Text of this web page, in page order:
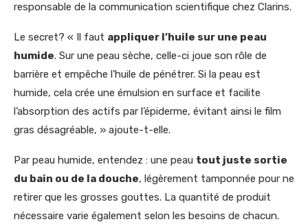
responsable de la communication scientifique chez Clarins.
Le secret? « Il faut appliquer l’huile sur une peau
humide. Sur une peau sèche, celle-ci joue son rôle de
barrière et empêche l’huile de pénétrer. Si la peau est
humide, cela crée une émulsion en surface et facilite
l’absorption des actifs par l’épiderme, évitant ainsi le film
gras désagréable, » ajoute-t-elle.
Par peau humide, entendez : une peau tout juste sortie
du bain ou de la douche, légèrement tamponnée pour ne
retirer que les grosses gouttes. La quantité de produit
nécessaire varie également selon les besoins de chacun.